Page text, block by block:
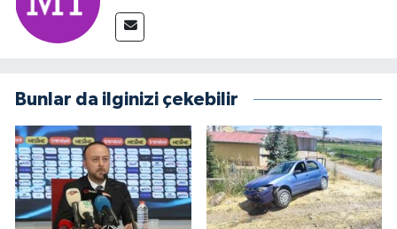
Bunlar da ilginizi çekebilir